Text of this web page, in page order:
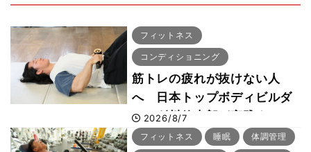
フィットネス
コンディショニング
筋トレの疲れが抜けない人
へ 日本トップボディビルダ
ー・刈川啓志郎が実践する
「回復習慣」
2026/8/7
フィットネス 睡眠 体調管理